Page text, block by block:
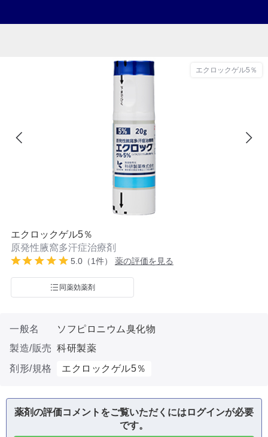
エクロックゲル5％
エクロックゲル5％
原発性腋窩多汗症治療剤
5.0（1件） 薬の評価を見る
同薬効薬剤
一般名
ソフピロニウム臭化物
製造/販売 科研製薬
剤形/規格
エクロックゲル5％
薬剤の評価コメントをご覧いただくにはログインが必要
です。